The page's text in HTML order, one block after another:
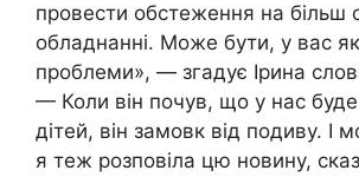
провести обстеження на більш
обладнанні. Може бути, у вас
проблеми», — згадує Ірина
— Коли він почув, що у нас
дітей, він замовк від подиву. І
я теж розповіла цю новину,